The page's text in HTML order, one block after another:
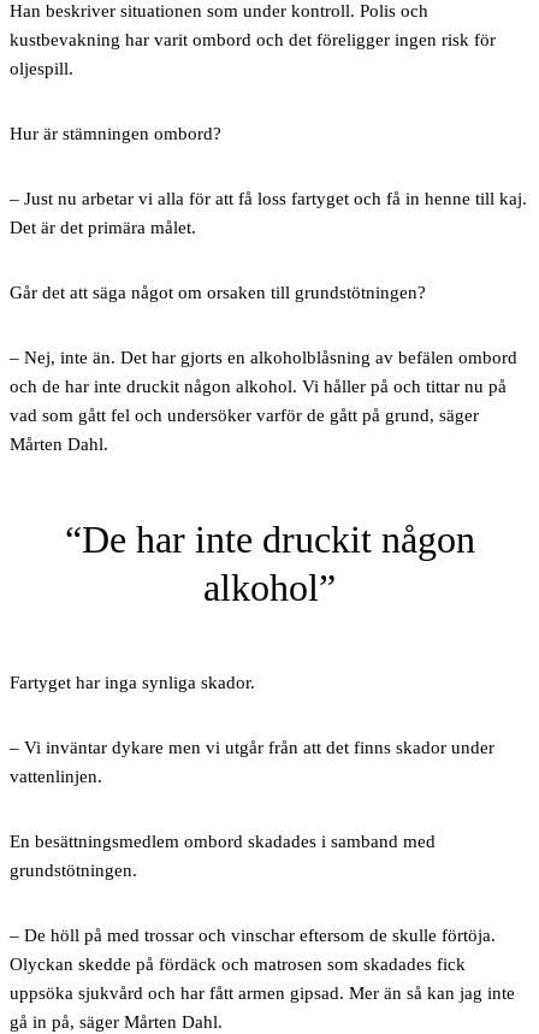
Han beskriver situationen som under kontroll. Polis och
kustbevakning har varit ombord och det föreligger ingen risk för
oljespill.
Hur är stämningen ombord?
– Just nu arbetar vi alla för att få loss fartyget och få in henne till kaj.
Det är det primära målet.
Går det att säga något om orsaken till grundstötningen?
– Nej, inte än. Det har gjorts en alkoholblåsning av befälen ombord
och de har inte druckit någon alkohol. Vi håller på och tittar nu på
vad som gått fel och undersöker varför de gått på grund, säger
Mårten Dahl.
De har inte druckit någon
alkohol
Fartyget har inga synliga skador.
– Vi inväntar dykare men vi utgår från att det finns skador under
vattenlinjen.
En besättningsmedlem ombord skadades i samband med
grundstötningen.
– De höll på med trossar och vinschar eftersom de skulle förtöja.
Olyckan skedde på fördäck och matrosen som skadades fick
uppsöka sjukvård och har fått armen gipsad. Mer än så kan jag inte
gå in på, säger Mårten Dahl.